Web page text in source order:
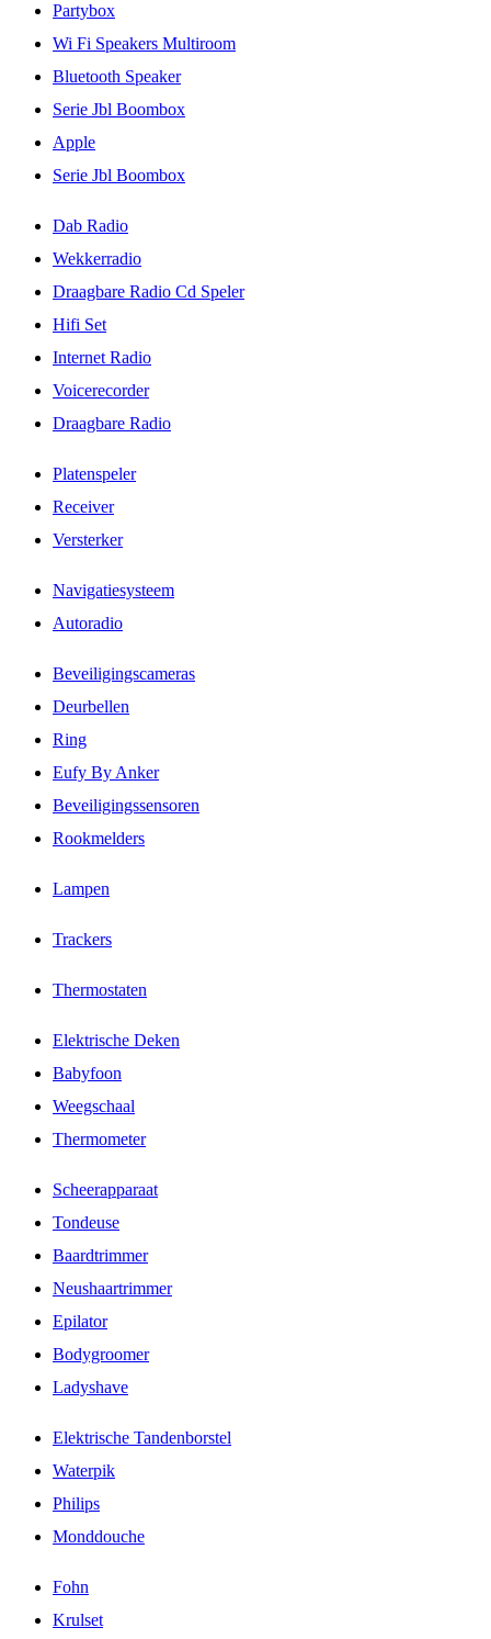
Partybox
Wi Fi Speakers Multiroom
Bluetooth Speaker
Serie Jbl Boombox
Apple
Serie Jbl Boombox
Dab Radio
Wekkerradio
Draagbare Radio Cd Speler
Hifi Set
Internet Radio
Voicerecorder
Draagbare Radio
Platenspeler
Receiver
Versterker
Navigatiesysteem
Autoradio
Beveiligingscameras
Deurbellen
Ring
Eufy By Anker
Beveiligingssensoren
Rookmelders
Lampen
Trackers
Thermostaten
Elektrische Deken
Babyfoon
Weegschaal
Thermometer
Scheerapparaat
Tondeuse
Baardtrimmer
Neushaartrimmer
Epilator
Bodygroomer
Ladyshave
Elektrische Tandenborstel
Waterpik
Philips
Monddouche
Fohn
Krulset